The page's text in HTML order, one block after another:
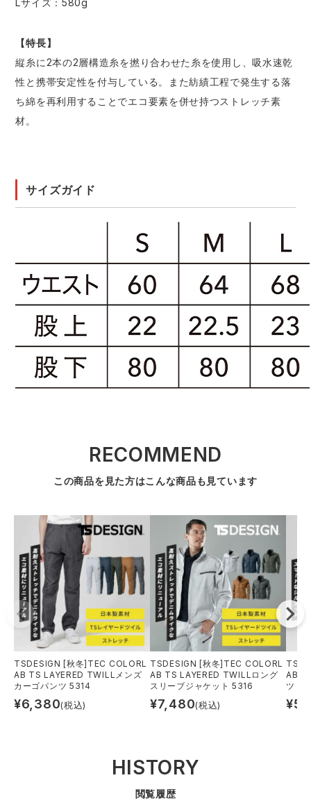
【特長】
縦糸に2本の2層構造糸を撚り合わせた糸を使用し、吸水速乾
性と携帯安定性を付与している。また紡績工程で発生する落
ち綿を再利用することでエコ要素を併せ持つストレッチ素
材。
サイズガイド
RECOMMEND
この商品を見た方はこんな商品も見ています
TSDESIGN [秋冬]TEC COLORL
AB TS LAYERED TWILLメンズ
カーゴパンツ 5314
¥6,380(税込)
TSDESIGN [秋冬]TEC COLORL
AB TS LAYERED TWILLロング
スリーブジャケット 5316
¥7,480(税込)
AB
ツ
¥
HISTORY
閲覧履歴